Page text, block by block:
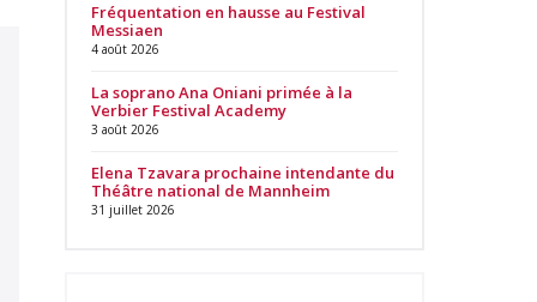
Fréquentation en hausse au Festival
Messiaen
4 août 2026
La soprano Ana Oniani primée à la
Verbier Festival Academy
3 août 2026
Elena Tzavara prochaine intendante du
Théâtre national de Mannheim
31 juillet 2026